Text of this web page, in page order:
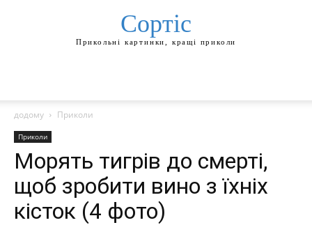
Сортіс
Прикольні картинки, кращі приколи
додому Приколи
Приколи
Морять тигрів до смерті,
щоб зробити вино з їхніх
кісток (4 фото)